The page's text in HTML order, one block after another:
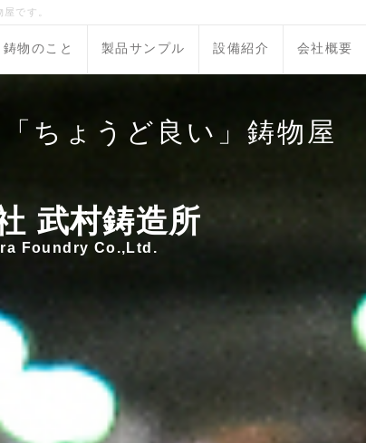
です。
鋳物のこと 製品サンプル 設備紹介 会社概要
ちょうど良い」鋳物屋
武村鋳造所
Foundry Co.,Ltd.